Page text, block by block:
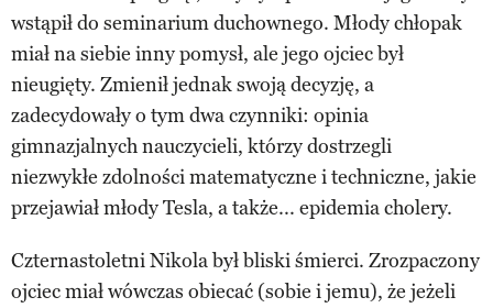
wstąpił do seminarium duchownego. Młody chłopak
miał na siebie inny pomysł, ale jego ojciec był
nieugięty. Zmienił jednak swoją decyzję, a
zadecydowały o tym dwa czynniki: opinia
gimnazjalnych nauczycieli, którzy dostrzegli
niezwykłe zdolności matematyczne i techniczne, jakie
przejawiał młody Tesla, a także... epidemia cholery.
Czternastoletni Nikola był bliski śmierci. Zrozpaczony
ojciec miał wówczas obiecać (sobie i jemu), że jeżeli